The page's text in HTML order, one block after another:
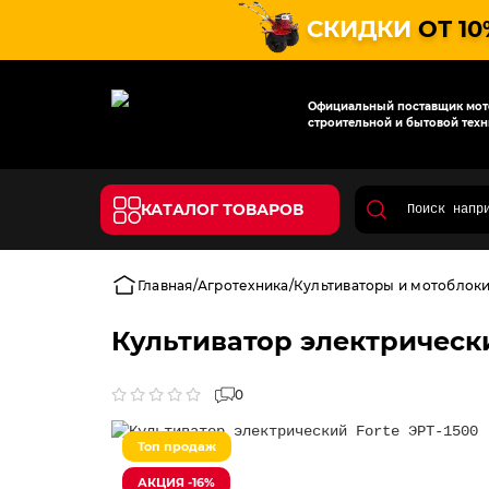
СКИДКИ ОТ
Официальный поставщик
строительной и бытовой
КАТАЛОГ ТОВАРОВ
Главная Агротехника Культиваторы и мотоблоки
Культиватор
0
Топ продаж
АКЦИЯ -16%